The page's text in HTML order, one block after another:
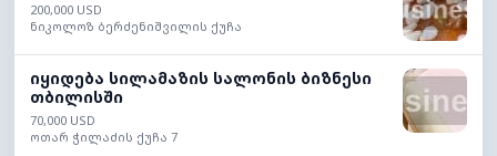
200,000 USD
ნიკოლოზ ბერძენიშვილის ქუჩა
იყიდება სილამაზის სალონის ბიზნესი
თბილისში
70,000 USD
ოთარ ჭილაძის ქუჩა 7